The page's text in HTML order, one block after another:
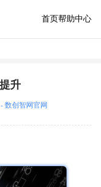
首页帮助中心
升
数创智网官网